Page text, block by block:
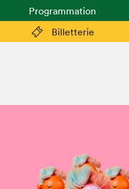
Billetterie
Programmation
Espace exposant·e·s